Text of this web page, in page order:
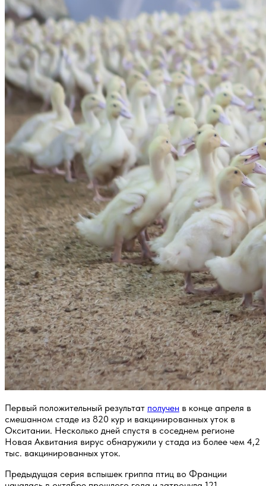
Первый положительный результат получен в конце апреля в
смешанном стаде из 820 кур и вакцинированных уток в
Окситании. Несколько дней спустя в соседнем регионе
Новая Аквитания вирус обнаружили у стада из более чем 4,2
тыс. вакцинированных уток.
Предыдущая серия вспышек гриппа птиц во Франции